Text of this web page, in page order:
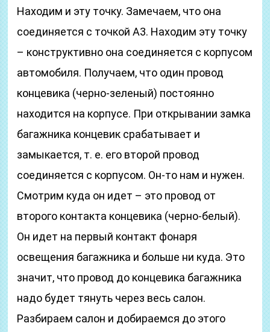
Находим и эту точку. Замечаем, что она
соединяется с точкой А3. Находим эту точку
– конструктивно она соединяется с корпусом
автомобиля. Получаем, что один провод
концевика (черно-зеленый) постоянно
находится на корпусе. При открывании замка
багажника концевик срабатывает и
замыкается, т. е. его второй провод
соединяется с корпусом. Он-то нам и нужен.
Смотрим куда он идет – это провод от
второго контакта концевика (черно-белый).
Он идет на первый контакт фонаря
освещения багажника и больше ни куда. Это
значит, что провод до концевика багажника
надо будет тянуть через весь салон.
Разбираем салон и добираемся до этого